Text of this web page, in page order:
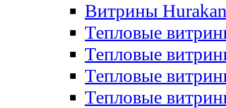
Витрины
Тепловые
Тепловые
Тепловые
Тепловые